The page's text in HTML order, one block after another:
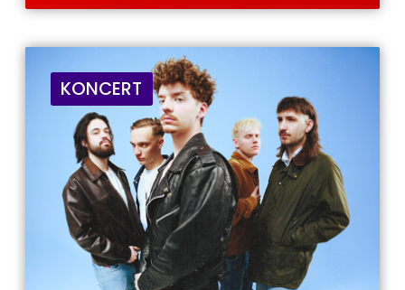
KONCERT